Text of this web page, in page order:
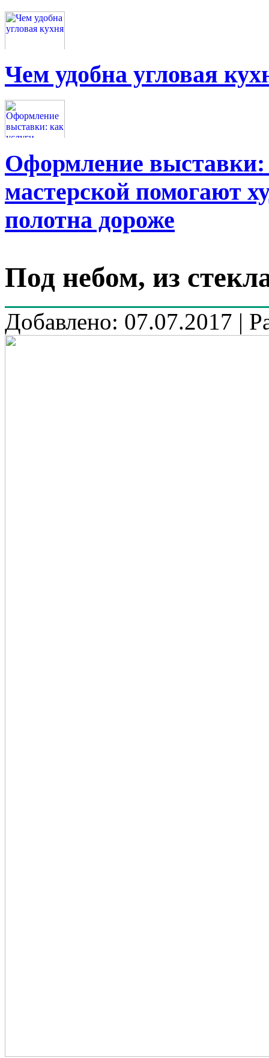
Чем удобна угловая
Оформление выставки:
мастерской помогают
полотна дороже
Под небом, из
Добавлено: 07.07.2017 |